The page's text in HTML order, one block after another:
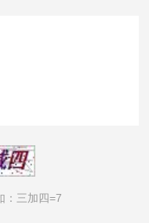
：三加四=7